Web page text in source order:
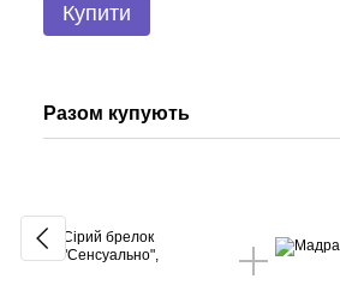
Купити
Разом купують